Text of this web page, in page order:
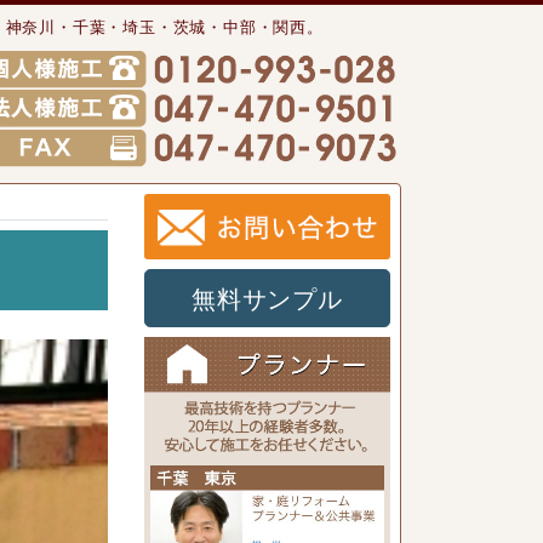
奈川・千葉・埼玉・茨城・中部・関西。
無料サンプル